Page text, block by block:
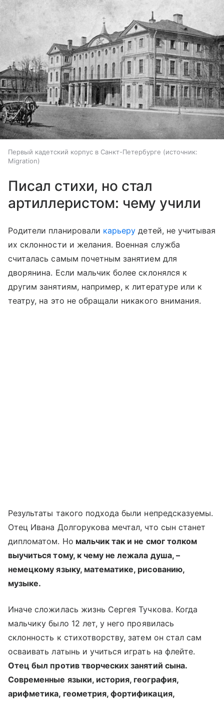
Первый кадетский корпус в Санкт-Петербурге
источник:
Migration
Писал стихи, но стал
артиллеристом: чему учили
Родители планировали карьеру детей, не учитывая
их склонности и желания. Военная служба
считалась самым почетным занятием для
дворянина. Если мальчик более склонялся к
другим занятиям, например, к литературе или к
театру, на это не обращали никакого внимания.
Результаты такого подхода были непредсказуемы.
Отец Ивана Долгорукова мечтал, что сын станет
дипломатом. Но мальчик так и не смог толком
выучиться тому, к чему не лежала душа, –
немецкому языку, математике, рисованию,
музыке.
Иначе сложилась жизнь Сергея Тучкова. Когда
мальчику было 12 лет, у него проявилась
склонность к стихотворству, затем он стал сам
осваивать латынь и учиться играть на флейте.
Отец был против творческих занятий сына.
Современные языки, история, география,
арифметика, геометрия, фортификация,